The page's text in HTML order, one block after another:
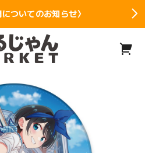
ついてのお知らせ〉